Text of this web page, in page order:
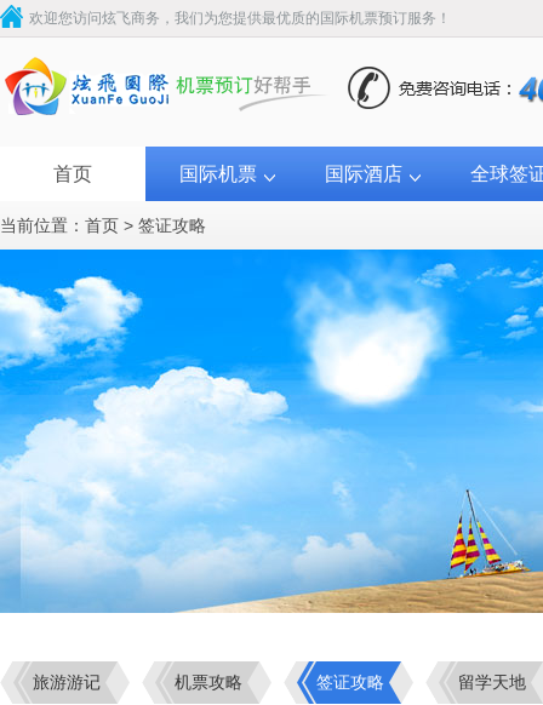
欢迎您访问炫飞商务，我们为您提供最优质的国际机票预订服务！
首页 国际机票 国际酒店 全球签
当前位置： 首页 > 签证攻略
旅游游记 机票攻略 签证攻略 留学天地